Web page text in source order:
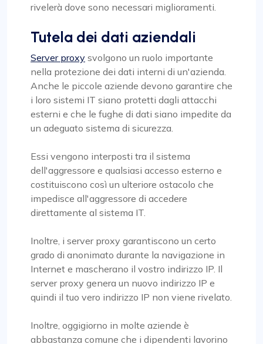
rivelerà dove sono necessari miglioramenti.
Tutela dei dati aziendali
Server proxy svolgono un ruolo importante
nella protezione dei dati interni di un'azienda.
Anche le piccole aziende devono garantire che
i loro sistemi IT siano protetti dagli attacchi
esterni e che le fughe di dati siano impedite da
un adeguato sistema di sicurezza.
Essi vengono interposti tra il sistema
dell'aggressore e qualsiasi accesso esterno e
costituiscono così un ulteriore ostacolo che
impedisce all'aggressore di accedere
direttamente al sistema IT.
Inoltre, i server proxy garantiscono un certo
grado di anonimato durante la navigazione in
Internet e mascherano il vostro indirizzo IP. Il
server proxy genera un nuovo indirizzo IP e
quindi il tuo vero indirizzo IP non viene rivelato.
Inoltre, oggigiorno in molte aziende è
abbastanza comune che i dipendenti lavorino